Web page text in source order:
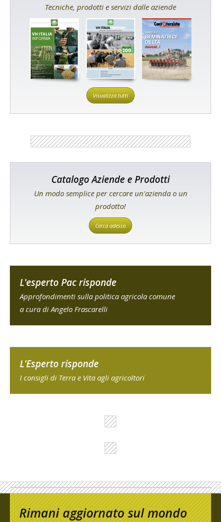
Tecniche, prodotti e servizi dalle aziende
Visualizza tutti
Catalogo Aziende e Prodotti
Un modo semplice per cercare un'azienda o un
prodotto!
Cerca adesso
L'esperto Pac risponde
Approfondimenti sulla politica agricola comune
a cura di Angelo Frascarelli
L'Esperto risponde
I consigli di Terra e Vita agli agricoltori
Rimani aggiornato sul mondo